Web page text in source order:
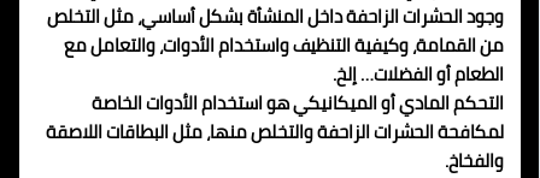
وجود الحشرات الزاحفة داخل المنشأة بشكل أساسي، مثل التخلص
من القمامة، وكيفية التنظيف واستخدام الأدوات، والتعامل مع
الطعام أو الفضلات… إلخ.
التحكم المادي أو الميكانيكي هو استخدام الأدوات الخاصة
لمكافحة الحشرات الزاحفة والتخلص منها، مثل البطاقات اللاصقة
والفخاخ.